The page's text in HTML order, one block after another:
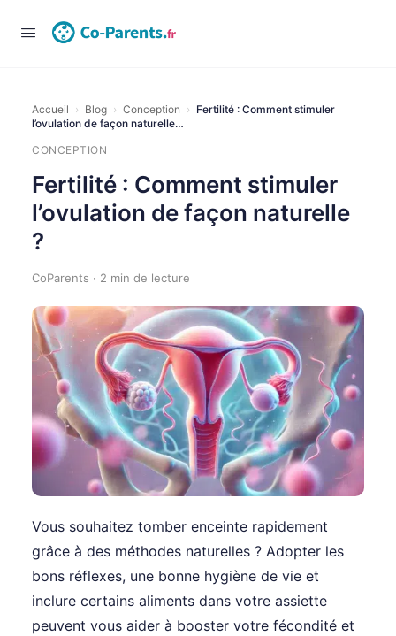
Accueil › Blog › Conception › Fertilité : Comment stimuler
l’ovulation de façon naturelle…
CONCEPTION
Fertilité : Comment stimuler
l’ovulation de façon naturelle
?
CoParents · 2 min de lecture
Vous souhaitez tomber enceinte rapidement
grâce à des méthodes naturelles ? Adopter les
bons réflexes, une bonne hygiène de vie et
inclure certains aliments dans votre assiette
peuvent vous aider à booster votre fécondité et